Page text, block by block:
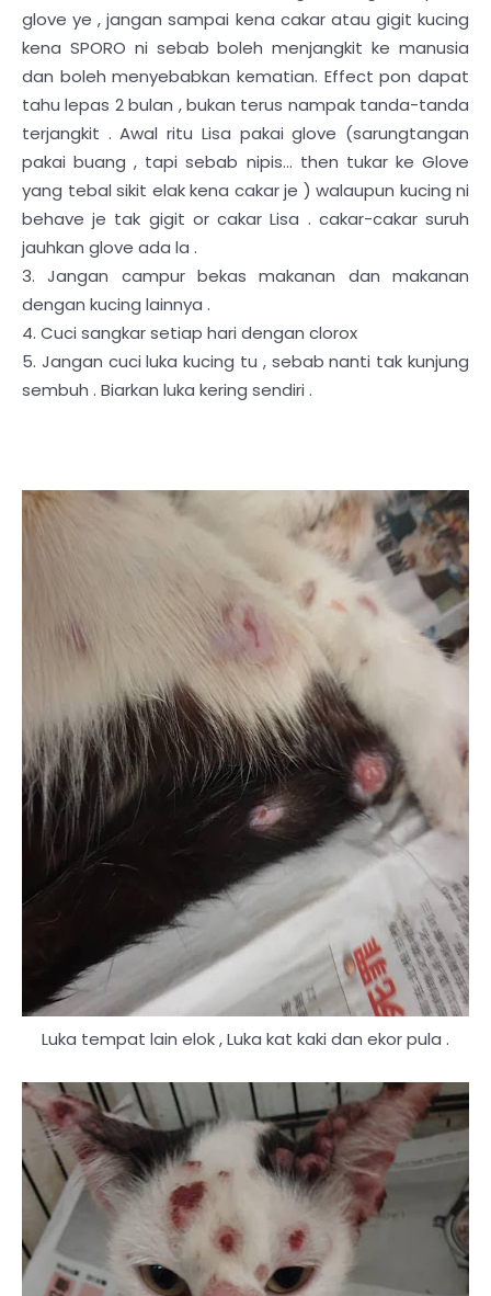
glove ye , jangan sampai kena cakar atau gigit kucing
kena SPORO ni sebab boleh menjangkit ke manusia
dan boleh menyebabkan kematian. Effect pon dapat
tahu lepas 2 bulan , bukan terus nampak tanda-tanda
terjangkit . Awal ritu Lisa pakai glove (sarungtangan
pakai buang , tapi sebab nipis... then tukar ke Glove
yang tebal sikit elak kena cakar je ) walaupun kucing ni
behave je tak gigit or cakar Lisa . cakar-cakar suruh
jauhkan glove ada la .
3. Jangan campur bekas makanan dan makanan
dengan kucing lainnya .
4. Cuci sangkar setiap hari dengan clorox
5. Jangan cuci luka kucing tu , sebab nanti tak kunjung
sembuh . Biarkan luka kering sendiri .
Luka tempat lain elok , Luka kat kaki dan ekor pula .